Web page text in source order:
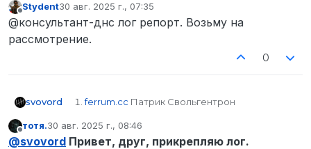
Stydent30 авг. 2025 г., 07:35
отредактировано
@консультант-днс лог репорт. Возьму на
рассмотрение.
0
svovord ferrum.cc Патрик Свольгентрон
ferrum.cc
15000 ± МП7
Не в сети
тотя.30 авг. 2025 г., 08:46
отредактировано
@svovord Привет, друг, прикрепляю лог.